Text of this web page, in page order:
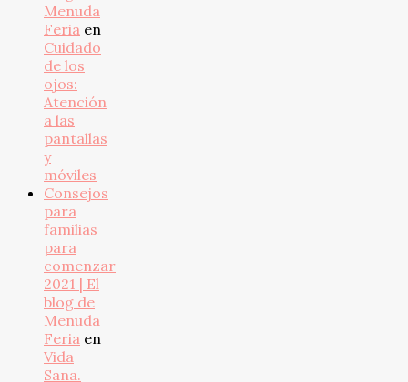
Menuda
Feria en
Cuidado
de los
ojos:
Atención
a las
pantallas
y
móviles
Consejos
para
familias
para
comenzar
2021 | El
blog de
Menuda
Feria en
Vida
Sana.